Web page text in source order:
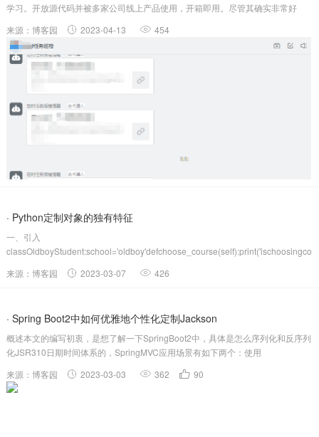
学习。开放源代码并被多家公司线上产品使用，开箱即用。尽管其确实非常好
以使用起来需要进行一些魔改。为了方便后人使用，我已经创建了许多S....
来源：博客园 2023-04-13 454
· Python定制对象的独有特征
一、引入
来源：博客园
2023-03-07 426
· Spring Boot2中如何优雅地个性化定制Jackson
概述本文的编写初衷，是想了解一下SpringBoot2中，具体是怎么序列化和反序列
化JSR310日期时间体系的，SpringMVC应用场景有如下两个：使用
把返回给前端的数据转换成JSON数据。对于...
来源：博客园 2023-03-03 362 90